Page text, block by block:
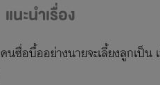
แนะนำเรื่อง
คนซื่อบื้ออย่างนายจะเลี้ยงลูกเป็